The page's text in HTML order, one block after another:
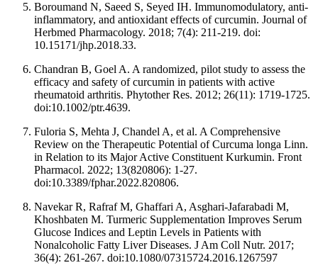
Boroumand N, Saeed S, Seyed IH. Immunomodulatory, anti-
inflammatory, and antioxidant effects of curcumin. Journal of
Herbmed Pharmacology. 2018; 7(4): 211-219. doi:
10.15171/jhp.2018.33.
Chandran B, Goel A. A randomized, pilot study to assess the
efficacy and safety of curcumin in patients with active
rheumatoid arthritis. Phytother Res. 2012; 26(11): 1719-1725.
doi:10.1002/ptr.4639.
Fuloria S, Mehta J, Chandel A, et al. A Comprehensive
Review on the Therapeutic Potential of Curcuma longa Linn.
in Relation to its Major Active Constituent Kurkumin. Front
Pharmacol. 2022; 13(820806): 1-27.
doi:10.3389/fphar.2022.820806.
Navekar R, Rafraf M, Ghaffari A, Asghari-Jafarabadi M,
Khoshbaten M. Turmeric Supplementation Improves Serum
Glucose Indices and Leptin Levels in Patients with
Nonalcoholic Fatty Liver Diseases. J Am Coll Nutr. 2017;
36(4): 261-267. doi:10.1080/07315724.2016.1267597